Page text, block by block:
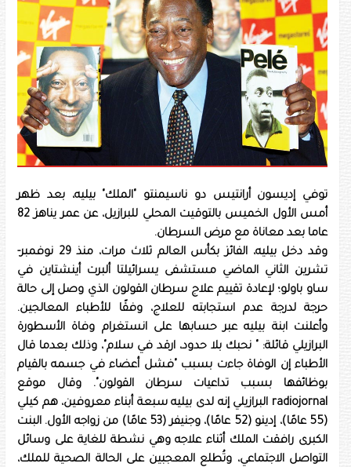
توفي إديسون أرانتيس دو ناسيمنتو "الملك" بيليه، بعد ظهر
أمس الأول الخميس بالتوقيت المحلي للبرازيل، عن عمر يناهز 82
عاما بعد معاناة مع مرض السرطان.
وقد دخل بيليه، الفائز بكأس العالم ثلاث مرات، منذ 29 نوفمبر-
تشرين الثاني الماضي مستشفى يسرائيلتا ألبرت أينشتاين في
ساو باولو؛ لإعادة تقييم علاج سرطان القولون الذي وصل إلى حالة
حرجة لدرجة عدم استجابته للعلاج، وفقًا للأطباء المعالجين.
وأعلنت ابنة بيليه عبر حسابها على انستغرام وفاة الأسطورة
البرازيلي قائلة: " نحبك بلا حدود، ارقد في سلام"، وذلك بعدما قال
الأطباء إن الوفاة جاءت بسبب "فشل أعضاء في جسمه بالقيام
بوظائفها بسبب تداعيات سرطان القولون". وقال موقع
radiojornal البرازيلي إنه لدى بيليه سبعة أبناء معروفين، هم كيلي
(55 عامًا)، إدينو (52 عامًا)، وجنيفر (53 عامًا) من زواجه الأول. البنت
الكبرى رافقت الملك أثناء علاجه وهي نشطة للغاية على وسائل
التواصل الاجتماعي، وتُطلع المعجبين على الحالة الصحية للملك،